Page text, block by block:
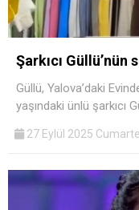
Şarkıcı
Güllü, Yalova’daki
yaşındaki ünlü şarkıcı
27 Eylül 2025